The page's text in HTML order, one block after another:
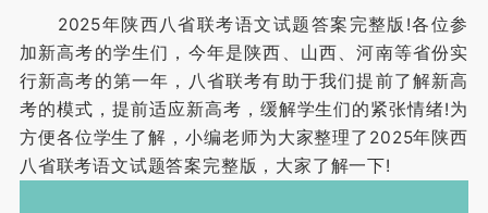
2025年陕西八省联考语文试题答案完整版!各位参
加新高考的学生们，今年是陕西、山西、河南等省份实
行新高考的第一年，八省联考有助于我们提前了解新高
考的模式，提前适应新高考，缓解学生们的紧张情绪!为
方便各位学生了解，小编老师为大家整理了2025年陕西
八省联考语文试题答案完整版，大家了解一下!